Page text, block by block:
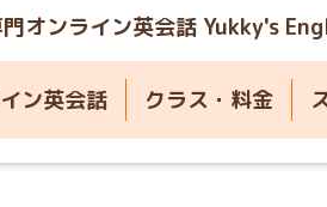
オンライン英会話 Yukky's
ン英会話 クラス・料金